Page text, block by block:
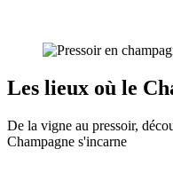
Les lieux où le
De la vigne au pressoir,
Champagne s'incarne